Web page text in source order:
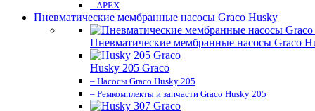
– APEX
Пневматические мембранные насосы Graco Husky
Пневматические мембранные насосы Graco
Husky 205 Graco
– Насосы Graco Husky 205
– Ремкомплекты и запчасти Graco Husky 205